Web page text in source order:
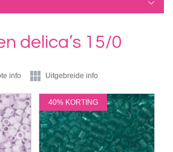
delica’s 15/0
info Uitgebreide info
40% KORTING